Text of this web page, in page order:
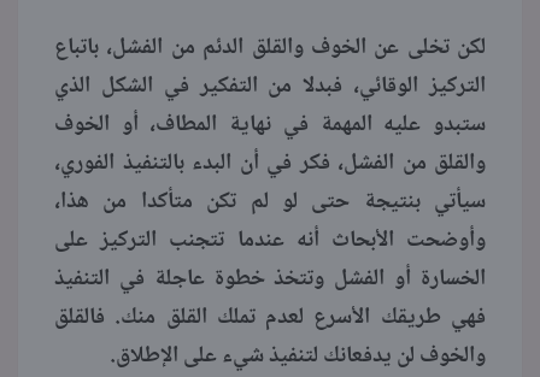
لكن تخلى عن الخوف والقلق الدئم من الفشل، باتباع
التركيز الوقائي، فبدلا من التفكير في الشكل الذي
ستبدو عليه المهمة في نهاية المطاف، أو الخوف
والقلق من الفشل، فكر في أن البدء بالتنفيذ الفوري،
سيأتي بنتيجة حتى لو لم تكن متأكدا من هذا،
وأوضحت الأبحاث أنه عندما تتجنب التركيز على
الخسارة أو الفشل وتتخذ خطوة عاجلة في التنفيذ
فهي طريقك الأسرع لعدم تملك القلق منك. فالقلق
والخوف لن يدفعانك لتنفيذ شيء على الإطلاق.